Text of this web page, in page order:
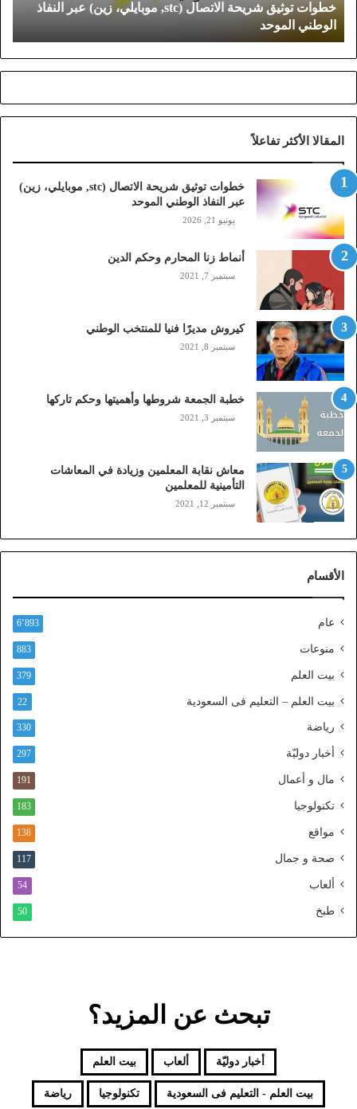
ش
ر
ل
ا
ت
ص
ل
(
s
,
م
و
ب
ا
ي
ل
ي
ز
ي
ن
)
ا
ل
ف
ا
ا
ل
ط
ا
م
و
د
خطوات توثيق شريحة الاتصال (stc, موبايلي، زين) عبر النفاذ
الوطني الموحد
المقالا الأكثر تفاعلاً
خطوات توثيق شريحة الاتصال (stc, موبايلي، زين)
عبر النفاذ الوطني الموحد
يونيو 21, 2026
أنماط زنا المحارم وحكم الدين
سبتمبر 7, 2021
كيروش مديرًا فنيا للمنتخب الوطني
سبتمبر 8, 2021
خطبة الجمعة شروطها وأهميتها وحكم تاركها
سبتمبر 3, 2021
معاش نقابة المعلمين وزيادة في المعاشات
التأمينية للمعلمين
سبتمبر 12, 2021
الأقسام
عام 6٬893
منوعات 883
بيت العلم 379
بيت العلم – التعليم فى السعودية 22
رياضة 330
أخبار دوليّة 297
مال و أعمال 191
تكنولوجيا 183
مواقع 138
صحة و جمال 117
ألعاب 54
طبخ 50
تبحث عن المزيد؟
أخبار دوليّة ألعاب بيت العلم
بيت العلم - التعليم فى السعودية تكنولوجيا رياضة